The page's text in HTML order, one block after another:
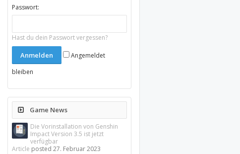
Passwort:
Hast du dein Passwort vergessen?
Angemeldet
bleiben
Game News
Die Vorinstallation von Genshin
Impact Version 3.5 ist jetzt
verfügbar
Article posted27. Februar 2023